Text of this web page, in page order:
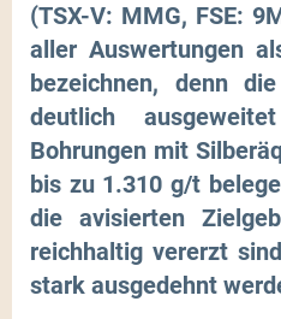
(TSX-V: MMG, FSE:
aller Auswertungen
bezeichnen, denn
deutlich
Bohrungen mit
bis zu 1.310 g/t
die avisierten
reichhaltig vererzt
stark ausgedehnt